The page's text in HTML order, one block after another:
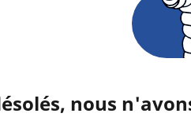
nous